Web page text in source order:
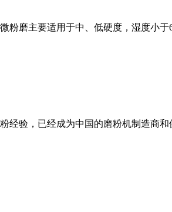
粉磨主要适用于中、低硬度，湿度小
经验，已经成为中国的磨粉机制造商